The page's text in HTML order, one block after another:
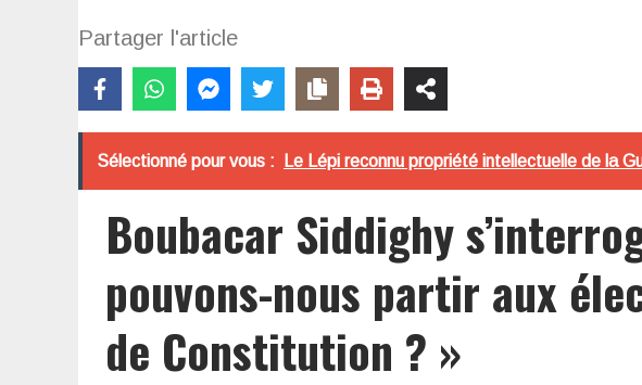
Partager l'article
Sélectionné pour vous : Le Lépi reconnu propriété intellectuelle de la
Boubacar Siddighy
pouvons-nous partir aux
de Constitution ? »